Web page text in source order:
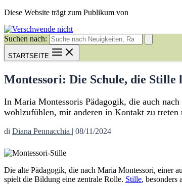
Diese Website trägt zum Publikum von
Suchen nach:
STARTSEITE
Montessori: Die Schule, die Stille
In Maria Montessoris Pädagogik, die auch
wohlzufühlen, mit anderen in Kontakt zu treten
di Diana Pennacchia | 08/11/2024
Die alte Pädagogik, die nach Maria Montessori, einer
spielt die Bildung eine zentrale Rolle. Stille, besonders